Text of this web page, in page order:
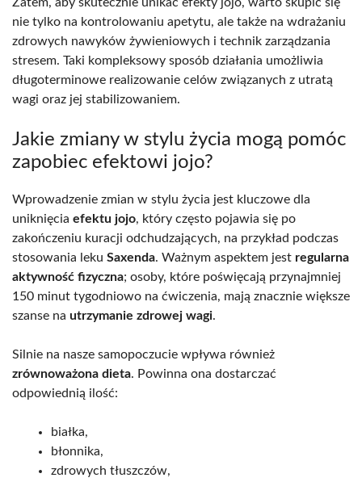
nie tylko na kontrolowaniu apetytu, ale także na wdrażaniu
zdrowych nawyków żywieniowych i technik zarządzania
stresem. Taki kompleksowy sposób działania umożliwia
długoterminowe realizowanie celów związanych z utratą
wagi oraz jej stabilizowaniem.
Jakie zmiany w stylu życia mogą pomóc
zapobiec efektowi jojo?
Wprowadzenie zmian w stylu życia jest kluczowe dla
uniknięcia efektu jojo, który często pojawia się po
zakończeniu kuracji odchudzających, na przykład podczas
stosowania leku Saxenda. Ważnym aspektem jest regularna
aktywność fizyczna; osoby, które poświęcają przynajmniej
150 minut tygodniowo na ćwiczenia, mają znacznie większe
szanse na utrzymanie zdrowej wagi.
Silnie na nasze samopoczucie wpływa również
zrównoważona dieta. Powinna ona dostarczać
odpowiednią ilość:
białka,
błonnika,
zdrowych tłuszczów,